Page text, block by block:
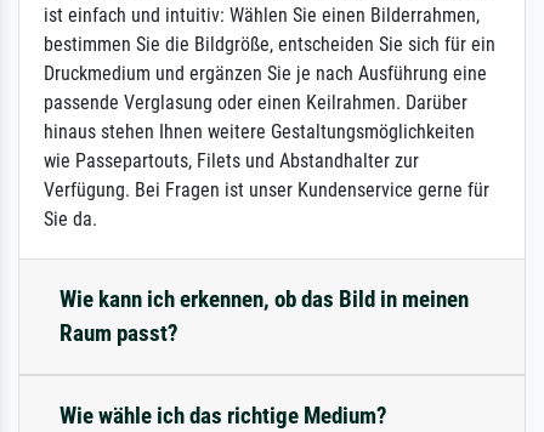
ist einfach und intuitiv: Wählen Sie einen Bilderrahmen,
bestimmen Sie die Bildgröße, entscheiden Sie sich für ein
Druckmedium und ergänzen Sie je nach Ausführung eine
passende Verglasung oder einen Keilrahmen. Darüber
hinaus stehen Ihnen weitere Gestaltungsmöglichkeiten
wie Passepartouts, Filets und Abstandhalter zur
Verfügung. Bei Fragen ist unser Kundenservice gerne für
Sie da.
Wie kann ich erkennen, ob das Bild in meinen
Raum passt?
Wie wähle ich das richtige Medium?